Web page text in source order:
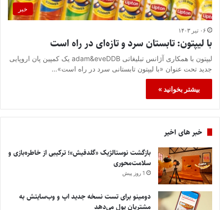
خبر
۰۶ تیر ۱۴۰۳
با لیپتون: تابستان سرد و تازه‌ای در راه است
لیپتون با همکاری آژانس تبلیغاتی adam&eveDDB یک کمپین پان اروپایی
جدید تحت عنوان «با لیپتون تابستانی سرد در راه است»…
بیشتر بخوانید »
خبر های اخیر
بازگشت نوستالژیک «گلدفیش»؛ ترکیبی از خاطره‌بازی و
سلامت‌محوری
1 روز پیش
دومینو برای تست نسخه جدید اپ و وب‌سایتش به
مشتریان پول می‌دهد